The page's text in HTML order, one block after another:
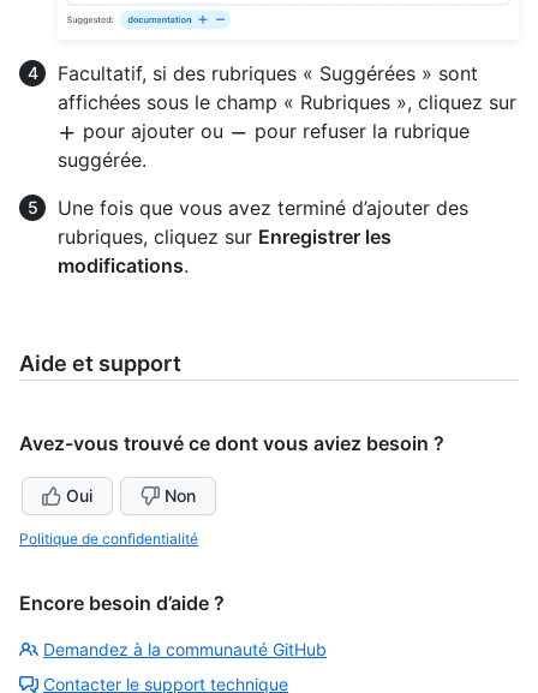
Facultatif, si des rubriques « Suggérées » sont
affichées sous le champ « Rubriques », cliquez sur
pour ajouter ou
pour refuser la rubrique
suggérée.
Une fois que vous avez terminé d’ajouter des
rubriques, cliquez sur Enregistrer les
modifications.
Aide et support
Avez-vous trouvé ce dont vous aviez besoin ?
Oui Non
Politique de confidentialité
Encore besoin d’aide ?
Demandez à la communauté GitHub
Contacter le support technique